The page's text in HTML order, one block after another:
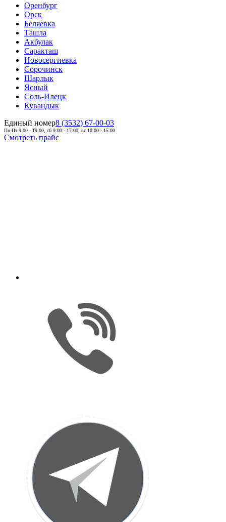
Оренбург
Орск
Беляевка
Ташла
Акбулак
Саракташ
Новосергиевка
Сорочинск
Шарлык
Ясный
Соль-Илецк
Кувандык
Единый номер8 (3532) 67-00-03
Пн-Пт 9:00 - 19:00, сб 9:00 - 17:00, вс 10:00 - 15:00
Смотреть прайс